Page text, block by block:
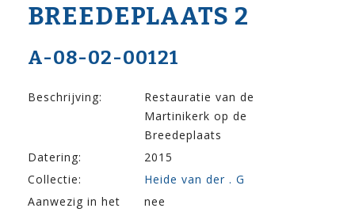
BREEDEPLAATS 2
A-08-02-00121
Beschrijving:
Restauratie van de
Martinikerk op de
Breedeplaats
Datering:
2015
Collectie:
Heide van der . G
Aanwezig in het
nee